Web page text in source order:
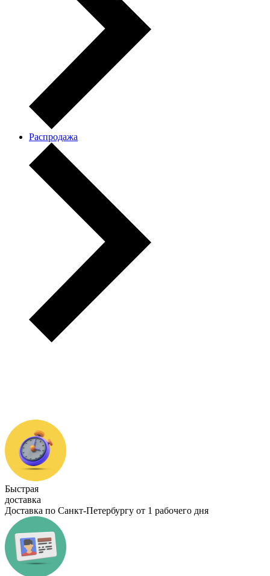
Распродажа
Быстрая
доставка
Доставка по Санкт-Петербургу от 1 рабочего дня